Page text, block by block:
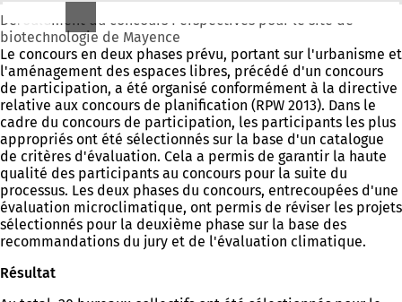
Déroulement du concours Perspectives pour le site de
biotechnologie de Mayence
Le concours en deux phases prévu, portant sur l'urbanisme et
l'aménagement des espaces libres, précédé d'un concours
de participation, a été organisé conformément à la directive
relative aux concours de planification (RPW 2013). Dans le
cadre du concours de participation, les participants les plus
appropriés ont été sélectionnés sur la base d'un catalogue
de critères d'évaluation. Cela a permis de garantir la haute
qualité des participants au concours pour la suite du
processus. Les deux phases du concours, entrecoupées d'une
évaluation microclimatique, ont permis de réviser les projets
sélectionnés pour la deuxième phase sur la base des
recommandations du jury et de l'évaluation climatique.
Résultat